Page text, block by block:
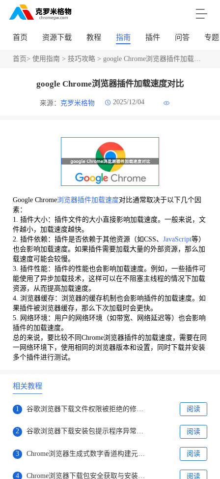
首页 资源下载 教程 指南 插件 问答 专题
首页> 使用指南 > 技巧攻略> google Chrome浏览器插件加载速度对比
google Chrome浏览器插件加载速度对比
来源： 克罗米格物 2025/12/04
Google Chrome浏览器插件加载速度对比通常取决于以下几个因
素：
1. 插件大小：插件文件的大小直接影响加载速度。一般来说，文
件越小，加载速度越快。
2. 插件依赖：插件是否依赖于其他资源（如CSS、 JavaScript等）
也会影响加载速度。如果插件需要加载大量的外部资源，那么加
载速度可能会较慢。
3. 插件性能：插件的性能也会影响加载速度。例如，一些插件可
能使用了异步加载技术，这样可以在不阻塞主线程的情况下加载
资源，从而提高加载速度。
4. 浏览器缓存：浏览器的缓存机制也会影响插件的加载速度。如
果插件被浏览器缓存，那么下次加载时会更快。
5. 网络环境：用户的网络环境（如带宽、网络延迟等）也会影响
插件的加载速度。
总的来说，要比较不同Chrome浏览器插件的加载速度，需要在同
一网络环境下，使用相同的浏览器版本和设置，同时下载并安装
多个插件进行测试。
相关教程
1 谷歌浏览器下载文件权限被拒绝的修复步骤 阅读
2 谷歌浏览器下载安装包提示程序异常退出怎么办 阅读
3 阅读
4 Chrome浏览器下载包安全获取与安装操作是否方便 阅读